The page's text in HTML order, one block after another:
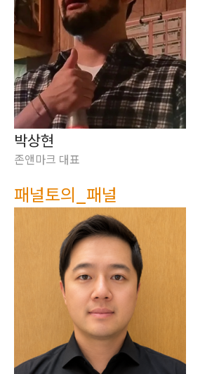
박상현
존앤마크 대표
패널토의_패널